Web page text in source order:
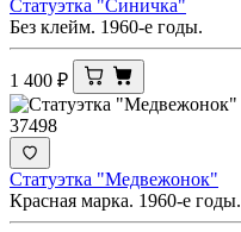
Статуэтка "Синичка"
Без клейм. 1960-е годы.
1 400 ₽
37498
Статуэтка "Медвежонок"
Красная марка. 1960-е годы.